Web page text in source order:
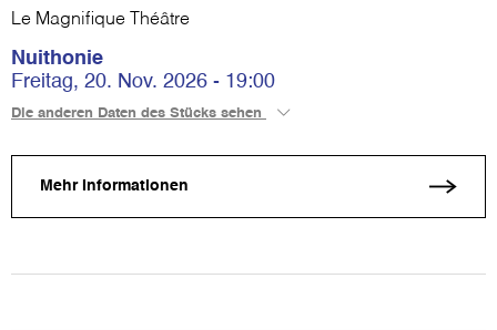
Le Magnifique Théâtre
Nuithonie
Freitag, 20. Nov. 2026 - 19:00
Die anderen Daten des Stücks sehen
Mehr Informationen